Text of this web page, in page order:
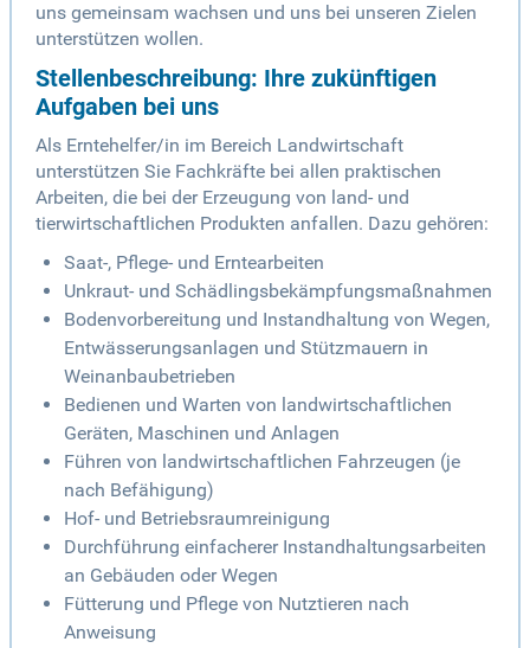
uns gemeinsam wachsen und uns bei unseren Zielen
unterstützen wollen.
Stellenbeschreibung: Ihre zukünftigen
Aufgaben bei uns
Als Erntehelfer/in im Bereich Landwirtschaft
unterstützen Sie Fachkräfte bei allen praktischen
Arbeiten, die bei der Erzeugung von land- und
tierwirtschaftlichen Produkten anfallen. Dazu gehören:
Saat-, Pflege- und Erntearbeiten
Unkraut- und Schädlingsbekämpfungsmaßnahmen
Bodenvorbereitung und Instandhaltung von Wegen,
Entwässerungsanlagen und Stützmauern in
Weinanbaubetrieben
Bedienen und Warten von landwirtschaftlichen
Geräten, Maschinen und Anlagen
Führen von landwirtschaftlichen Fahrzeugen (je
nach Befähigung)
Hof- und Betriebsraumreinigung
Durchführung einfacherer Instandhaltungsarbeiten
an Gebäuden oder Wegen
Fütterung und Pflege von Nutztieren nach
Anweisung